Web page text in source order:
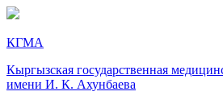
КГМА
Кыргызская государственная
имени И. К. Ахунбаева